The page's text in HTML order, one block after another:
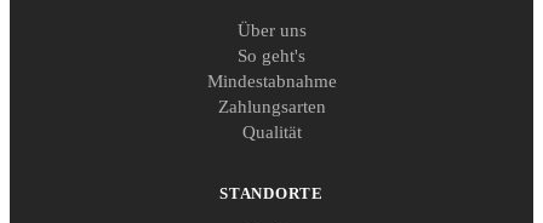
Über uns
So geht's
Mindestabnahme
Zahlungsarten
Qualität
STANDORTE